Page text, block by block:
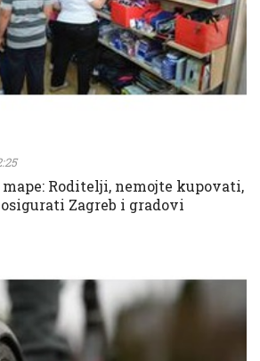
Roditelji, nemojte kupovati,
Zagreb i gradovi